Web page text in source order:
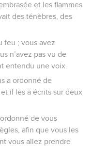
et les flammes
des ténèbres, des
feu ; vous avez
n’avez pas vu de
entendu une voix.
a ordonné de
il les a écrits sur deux
de vous
afin que vous les
vous allez prendre